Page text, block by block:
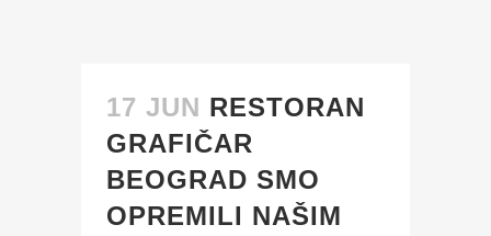
17 JUN RESTORAN
GRAFIČAR
BEOGRAD SMO
OPREMILI NAŠIM